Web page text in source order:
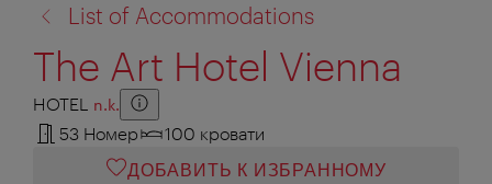
к:
List of Accommodations
The Art Hotel Vienna
HOTEL n.k.
Zusatzinformation anzeigen
Zusatzinformation ausblenden
53 Номер 100 кровати
ДОБАВИТЬ К ИЗБРАННОМУ